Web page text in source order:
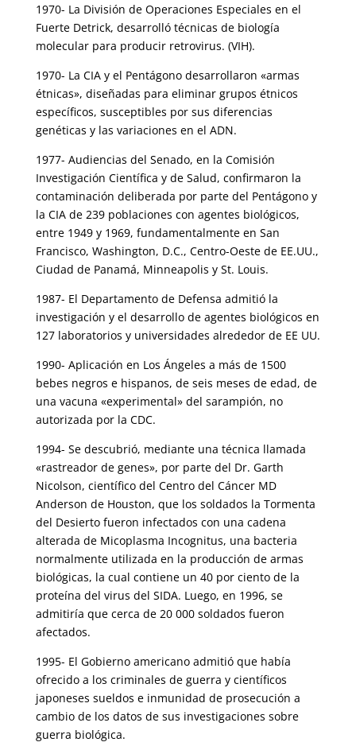
1970- La División de Operaciones Especiales en el
Fuerte Detrick, desarrolló técnicas de biología
molecular para producir retrovirus. (VIH).
1970- La CIA y el Pentágono desarrollaron «armas
étnicas», diseñadas para eliminar grupos étnicos
específicos, susceptibles por sus diferencias
genéticas y las variaciones en el ADN.
1977- Audiencias del Senado, en la Comisión
Investigación Científica y de Salud, confirmaron la
contaminación deliberada por parte del Pentágono y
la CIA de 239 poblaciones con agentes biológicos,
entre 1949 y 1969, fundamentalmente en San
Francisco, Washington, D.C., Centro-Oeste de EE.UU.,
Ciudad de Panamá, Minneapolis y St. Louis.
1987- El Departamento de Defensa admitió la
investigación y el desarrollo de agentes biológicos en
127 laboratorios y universidades alrededor de EE UU.
1990- Aplicación en Los Ángeles a más de 1500
bebes negros e hispanos, de seis meses de edad, de
una vacuna «experimental» del sarampión, no
autorizada por la CDC.
1994- Se descubrió, mediante una técnica llamada
«rastreador de genes», por parte del Dr. Garth
Nicolson, científico del Centro del Cáncer MD
Anderson de Houston, que los soldados la Tormenta
del Desierto fueron infectados con una cadena
alterada de Micoplasma Incognitus, una bacteria
normalmente utilizada en la producción de armas
biológicas, la cual contiene un 40 por ciento de la
proteína del virus del SIDA. Luego, en 1996, se
admitiría que cerca de 20 000 soldados fueron
afectados.
1995- El Gobierno americano admitió que había
ofrecido a los criminales de guerra y científicos
japoneses sueldos e inmunidad de prosecución a
cambio de los datos de sus investigaciones sobre
guerra biológica.